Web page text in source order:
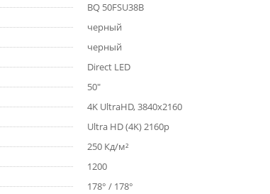
BQ 50FSU38B
черный
черный
Direct LED
50"
4K UltraHD, 3840x2160
Ultra HD (4K) 2160p
250 Кд/м²
1200
178° / 178°